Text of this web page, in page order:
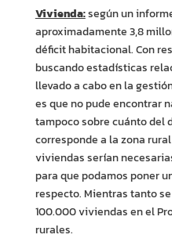
Vivienda:según un
aproximadamente 3,8
déficit habitacional. Con
buscando estadísticas
llevado a cabo en la
es que no pude encontrar
tampoco sobre cuánto del
corresponde a la zona
viviendas serían
para que podamos poner
respecto. Mientras tanto
100.000 viviendas en el
rurales.